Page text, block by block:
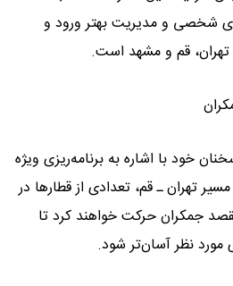
شخصی و مدیریت بهتر ورود و
قم و مشهد است.
خود با اشاره به برنامه‌ریزی ویژه
تهران ـ قم، تعدادی از قطارها در
جمکران حرکت خواهند کرد تا
نظر آسان‌تر شود.